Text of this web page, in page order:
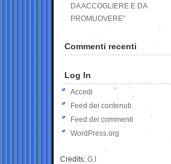
DA ACCOGLIERE E DA
PROMUOVERE”
Commenti recenti
Log In
Accedi
Feed dei contenuti
Feed dei commenti
WordPress.org
Credits: G.I